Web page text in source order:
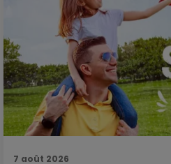
7 août 2026